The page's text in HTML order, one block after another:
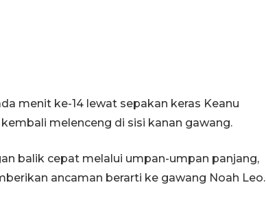
menit ke-14 lewat sepakan keras Keanu
melenceng di sisi kanan gawang.
balik cepat melalui umpan-umpan panjang,
ancaman berarti ke gawang Noah Leo.